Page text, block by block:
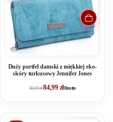
Duży portfel damski z miękkiej eko-
skóry turkusowy Jennifer Jones
99,99zł84,99 złBrutto